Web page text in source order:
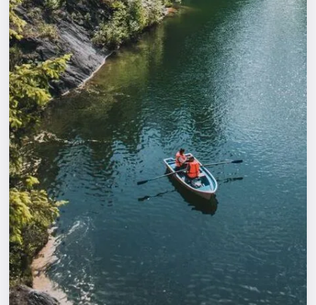
Спорт
События
Города
Площадки
Артисты
Рейтинги